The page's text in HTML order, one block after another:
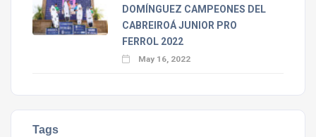
DOMÍNGUEZ CAMPEONES DEL
CABREIROÁ JUNIOR PRO
FERROL 2022
May 16, 2022
Tags